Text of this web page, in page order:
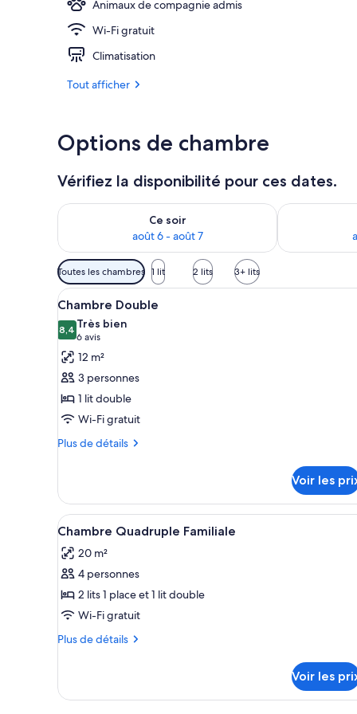
Animaux de compagnie admis
Wi-Fi gratuit
Climatisation
Tout afficher
Options de chambre
Vérifiez la disponibilité pour ces dates.
Ce soir
août 6 - août 7
Vérifier la disponibilité pour ce soir août 6 - août 7
Vérifier la
Filtres
disponibles
pour
les
chambres
Toutes les chambres 1 lit 2 lits 3+ lits
Afficher
toutes
les
photos
pour
ce
type
de
chambre :
Chambre Double | Bureau,
4
Chambre Double
8,48,4 sur 10
Très bien
6 avis
(6 avis)
12 m²
3 personnes
1 lit double
Wi-Fi gratuit
Plus de détails
Plus
le
type
de
Chambre
Double
Voir les
Afficher
toutes
les
photos
pour
ce
type
Chambre
Quadruple
Une chambre d’hôtel avec
2
Chambre Quadruple Familiale
20 m²
4 personnes
2 lits 1 place et 1 lit double
Wi-Fi gratuit
Plus de détails
Plus
le
Voir les